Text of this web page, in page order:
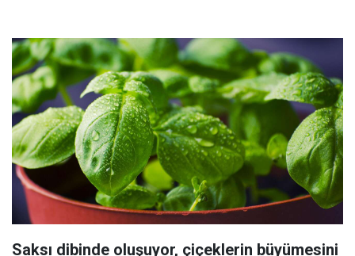
Saksı dibinde oluşuyor, çiçeklerin büyümesini